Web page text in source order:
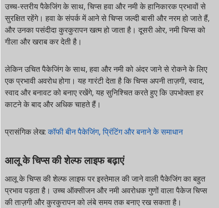
उच्च-स्तरीय पैकेजिंग के साथ, चिप्स हवा और नमी के हानिकारक प्रभावों से
सुरक्षित रहेंगे। हवा के संपर्क में आने से चिप्स जल्दी बासी और नरम हो जाते हैं,
और उनका पसंदीदा कुरकुरापन खत्म हो जाता है। दूसरी ओर, नमी चिप्स को
गीला और खराब कर देती है।
लेकिन उचित पैकेजिंग के साथ, हवा और नमी को अंदर जाने से रोकने के लिए
एक प्रभावी अवरोध होगा। यह गारंटी देता है कि चिप्स अपनी ताज़गी, स्वाद,
स्वाद और बनावट को बनाए रखेंगे, यह सुनिश्चित करते हुए कि उपभोक्ता हर
काटने के बाद और अधिक चाहते हैं।
प्रासंगिक लेख:कॉफी बीन पैकेजिंग, प्रिंटिंग और बनाने के समाधान
आलू के चिप्स की शेल्फ लाइफ बढ़ाएं
आलू के चिप्स की शेल्फ लाइफ पर इस्तेमाल की जाने वाली पैकेजिंग का बहुत
प्रभाव पड़ता है। उच्च ऑक्सीजन और नमी अवरोधक गुणों वाला पैकेज चिप्स
की ताज़गी और कुरकुरापन को लंबे समय तक बनाए रख सकता है।